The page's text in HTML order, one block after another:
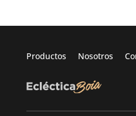
Productos Nosotros